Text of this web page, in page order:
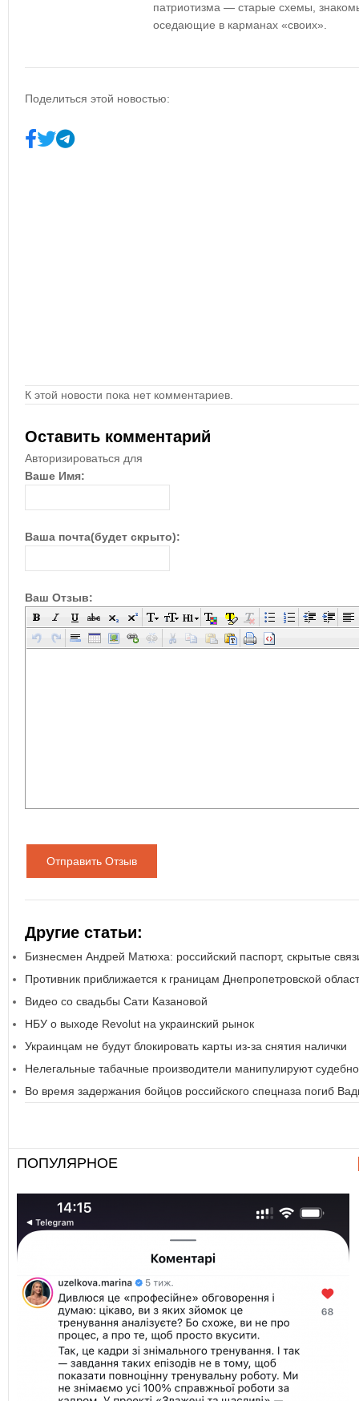
патриотизма — старые схемы,
оседающие в карманах «своих».
Поделиться этой новостью:
К этой новости пока нет комментариев.
Оставить комментарий
Авторизироваться для
Ваше Имя:
Ваша почта(будет скрыто):
Ваш Отзыв:
Отправить Отзыв
Другие статьи:
Бизнесмен Андрей Матюха: российский паспорт, скрытые
Противник приближается к границам Днепропетровской
Видео со свадьбы Сати Казановой
НБУ о выходе Revolut на украинский рынок
Украинцам не будут блокировать карты из-за снятия налички
Нелегальные табачные производители манипулируют
Во время задержания бойцов российского спецназа погиб
ПОПУЛЯРНОЕ